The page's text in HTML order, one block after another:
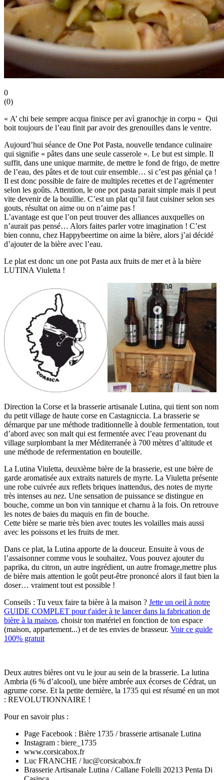
0
(0)
« A’ chi beie sempre acqua finisce per avì granochje in corpu » Qui
boit toujours de l’eau finit par avoir des grenouilles dans le ventre.
Aujourd’hui séance de One Pot Pasta, nouvelle tendance culinaire
qui signifie « pâtes dans une seule casserole ». Le but est simple. Il
suffit, dans une unique marmite, de mettre le fond de frigo, de mettre
de l’eau, des pâtes et de tout cuir ensemble… si c’est pas génial ça !
Il est donc possible de faire de multiples recettes et de l’agrémenter
selon les goûts. Attention, le one pot pasta parait simple mais il peut
vite devenir de la bouillie. C’est un plat qu’il faut cuisiner selon ses
gouts, résultat on aime ou on n’aime pas !
L’avantage est que l’on peut trouver des alliances auxquelles on
n’aurait pas pensé… Alors faites parler votre imagination ! C’est
bien connu, chez Happybeertime on aime la bière, alors j’ai décidé
d’ajouter de la bière avec l’eau.
Le plat est donc un one pot Pasta aux fruits de mer et à la bière
LUTINA Viuletta !
Direction la Corse et la brasserie artisanale Lutina, qui tient son nom
du petit village de haute corse en Castagniccia. La brasserie se
démarque par une méthode traditionnelle à double fermentation, tout
d’abord avec son malt qui est fermentée avec l’eau provenant du
village surplombant la mer Méditerranée à 700 mètres d’altitude et
une méthode de refermentation en bouteille.
La Lutina Viuletta, deuxième bière de la brasserie, est une bière de
garde aromatisée aux extraits naturels de myrte. La Viuletta présente
une robe cuivrée aux reflets briques inattendus, des notes de myrte
très intenses au nez. Une sensation de puissance se distingue en
bouche, comme un bon vin tannique et charnu à la fois. On retrouve
les notes de baies du maquis en fin de bouche.
Cette bière se marie très bien avec toutes les volailles mais aussi
avec les poissons et les fruits de mer.
Dans ce plat, la Lutina apporte de la douceur. Ensuite à vous de
l’assaisonner comme vous le souhaitez. Vous pouvez ajouter du
paprika, du citron, un autre ingrédient, un autre fromage,mettre plus
de bière mais attention le goût peut-être prononcé alors il faut bien la
doser… vraiment tout est possible !
Conseils : Tu veux faire ta bière à la maison ? Jette un oeil à notre
GUIDE COMPLET pour t'aider à te lancer dans la fabrication de
bière à la maison, choisir ton matériel en fonction de ton espace
(maison, appartement...) et de tes envies de brasseur. Voir ce guide
100% gratuit
Deux autres bières ont vu le jour au sein de la brasserie. La lutina
Ambria (6 % d’alcool), une bière ambrée aux écorses de Cédrat, un
agrume corse. Et la petite dernière, la 1735 qui est résumé en un mot
: REVOLUTIONNAIRE !
Pour en savoir plus :
Page Facebook : Bière 1735 / brasserie artisanale Lutina
Instagram : biere_1735
www.corsicabox.fr
Luc FRANCHE / luc@corsicabox.fr
Brasserie Artisanale Lutina /Callane Folelli 20213 Penta Di